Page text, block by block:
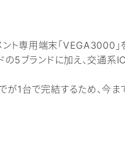
ト専用端末「VEGA3000」
5ブランドに加え、交通系
が1台で完結するため、今